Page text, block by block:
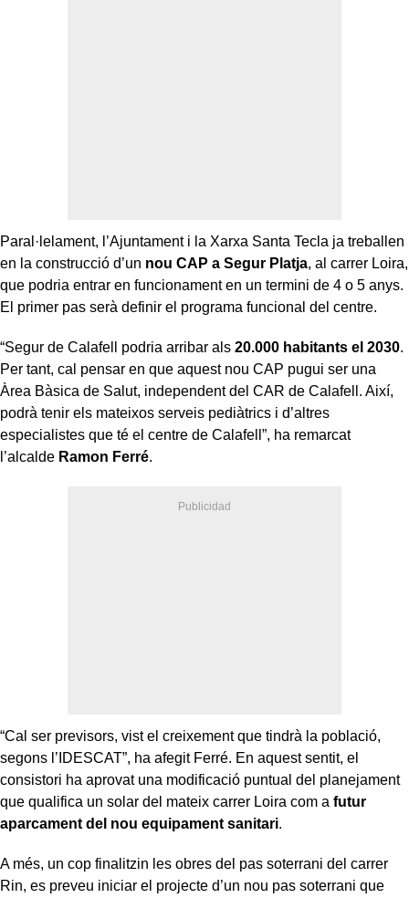
Paral·lelament, l’Ajuntament i la Xarxa Santa Tecla ja treballen
en la construcció d’un nou CAP a Segur Platja, al carrer Loira,
que podria entrar en funcionament en un termini de 4 o 5 anys.
El primer pas serà definir el programa funcional del centre.
“Segur de Calafell podria arribar als 20.000 habitants el 2030.
Per tant, cal pensar en que aquest nou CAP pugui ser una
Àrea Bàsica de Salut, independent del CAR de Calafell. Així,
podrà tenir els mateixos serveis pediàtrics i d’altres
especialistes que té el centre de Calafell”, ha remarcat
l’alcalde Ramon Ferré.
“Cal ser previsors, vist el creixement que tindrà la població,
segons l’IDESCAT”, ha afegit Ferré. En aquest sentit, el
consistori ha aprovat una modificació puntual del planejament
que qualifica un solar del mateix carrer Loira com a futur
aparcament del nou equipament sanitari.
A més, un cop finalitzin les obres del pas soterrani del carrer
Rin, es preveu iniciar el projecte d’un nou pas soterrani que